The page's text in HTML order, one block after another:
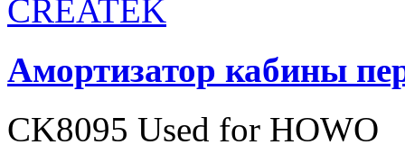
Амортизатор кабины
CK8095 Used for HOWO